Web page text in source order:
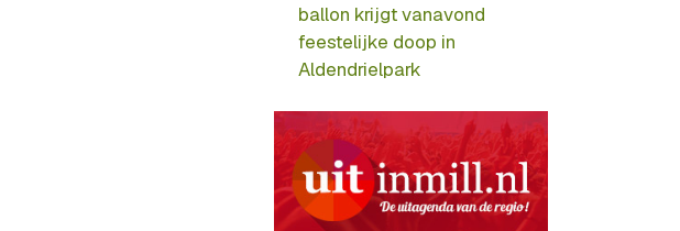
ballon krijgt vanavond
feestelijke doop in
Aldendrielpark